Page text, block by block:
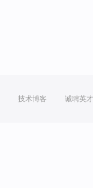
技术博客 诚聘英才